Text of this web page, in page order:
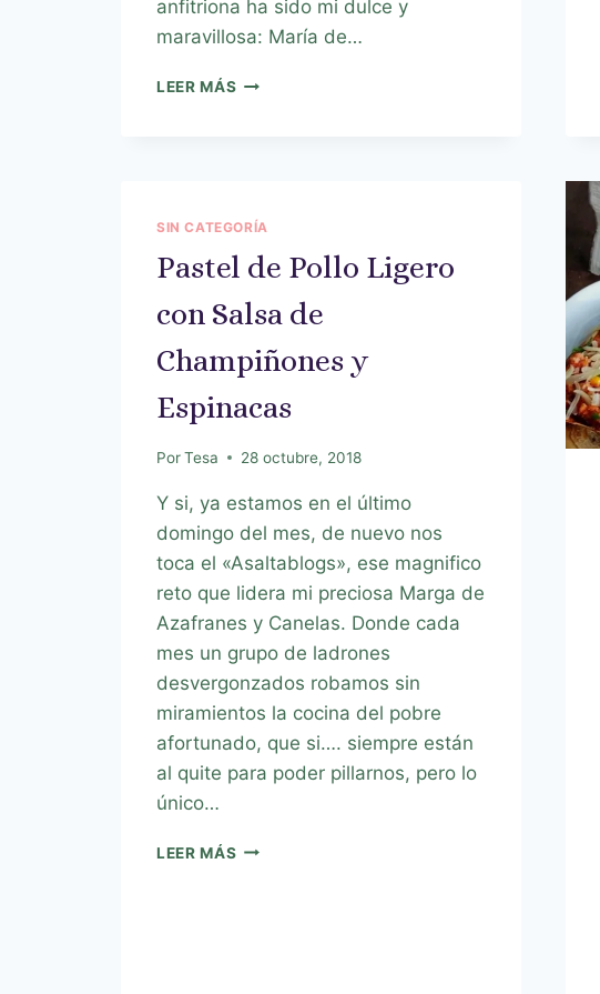
anfitriona ha sido mi dulce y
maravillosa: María de…
LEER MÁS
SIN CATEGORÍA
Pastel de Pollo Ligero
con Salsa de
Champiñones y
Espinacas
PorTesa 28 octubre, 2018
Y si, ya estamos en el último
domingo del mes, de nuevo nos
toca el «Asaltablogs», ese magnifico
reto que lidera mi preciosa Marga de
Azafranes y Canelas. Donde cada
mes un grupo de ladrones
desvergonzados robamos sin
miramientos la cocina del pobre
afortunado, que si…. siempre están
al quite para poder pillarnos, pero lo
único…
LEER MÁS